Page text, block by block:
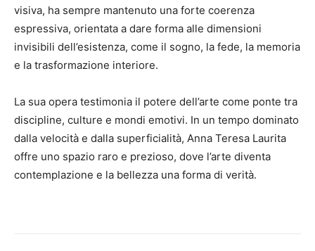
visiva, ha sempre mantenuto una forte coerenza
espressiva, orientata a dare forma alle dimensioni
invisibili dell’esistenza, come il sogno, la fede, la memoria
e la trasformazione interiore.
La sua opera testimonia il potere dell’arte come ponte tra
discipline, culture e mondi emotivi. In un tempo dominato
dalla velocità e dalla superficialità, Anna Teresa Laurita
offre uno spazio raro e prezioso, dove l’arte diventa
contemplazione e la bellezza una forma di verità.